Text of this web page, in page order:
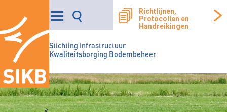
Stichting Infrastructuur
Kwaliteitsborging Bodembeheer
Richtlijnen,
Protocollen en
Handreikingen